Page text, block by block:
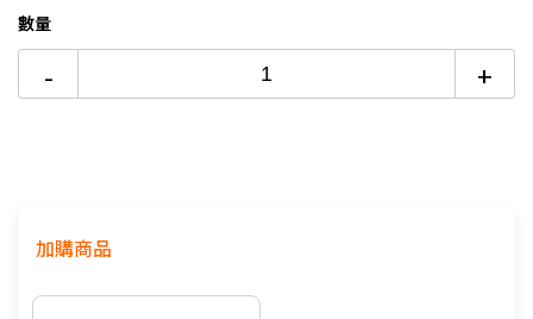
續航力，任何工作或計畫案，iPad mini 都能隨時迎戰。
•
PadOS 讓 iPad 更具生產力，直覺且
靈活多用。可以同時執行多個 app、以隨手寫功能用 Apple
影片。
•連線能力
片、文件和大型的影片檔案。即使身邊沒有 Wi-Fi 訊號，超
數量
- +
加購商品